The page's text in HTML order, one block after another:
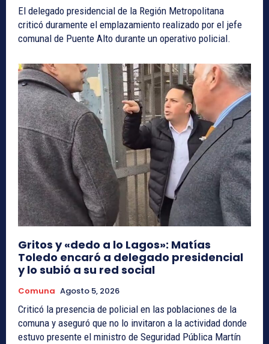
El delegado presidencial de la Región Metropolitana
criticó duramente el emplazamiento realizado por el jefe
comunal de Puente Alto durante un operativo policial.
Gritos y «dedo a lo Lagos»: Matías
Toledo encaró a delegado presidencial
y lo subió a su red social
Comuna Agosto 5, 2026
Criticó la presencia de policial en las poblaciones de la
comuna y aseguró que no lo invitaron a la actividad donde
estuvo presente el ministro de Seguridad Pública Martín